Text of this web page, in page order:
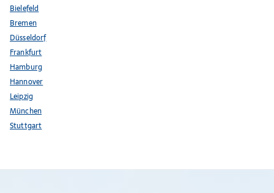
Bielefeld
Bremen
Düsseldorf
Frankfurt
Hamburg
Hannover
Leipzig
München
Stuttgart